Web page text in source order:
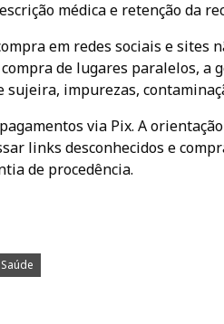
médica e retenção da
em redes sociais e sites
de lugares paralelos, a
sujeira, impurezas,
via Pix. A
links desconhecidos e
de procedência.
Saúde